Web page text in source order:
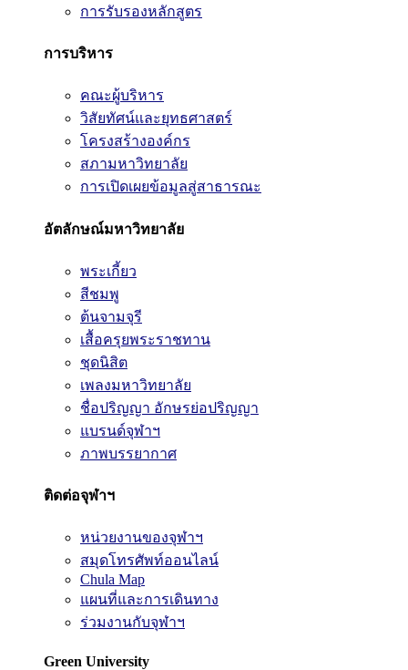
การรับรองหลักสูตร
การบริหาร
คณะผู้บริหาร
วิสัยทัศน์และยุทธศาสตร์
โครงสร้างองค์กร
สภามหาวิทยาลัย
การเปิดเผยข้อมูลสู่สาธารณะ
อัตลักษณ์มหาวิทยาลัย
พระเกี้ยว
สีชมพู
ต้นจามจุรี
เสื้อครุยพระราชทาน
ชุดนิสิต
เพลงมหาวิทยาลัย
ชื่อปริญญา อักษรย่อปริญญา
แบรนด์จุฬาฯ
ภาพบรรยากาศ
ติดต่อจุฬาฯ
หน่วยงานของจุฬาฯ
สมุดโทรศัพท์ออนไลน์
Chula Map
แผนที่และการเดินทาง
ร่วมงานกับจุฬาฯ
Green University